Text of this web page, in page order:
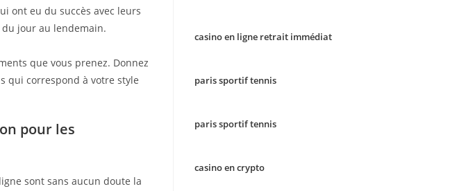
ont eu du succès avec leurs
jour au lendemain.
que vous prenez. Donnez
qui correspond à votre style
pour les
sont sans aucun doute la
casino en ligne retrait immédiat
paris sportif tennis
paris sportif tennis
casino en crypto